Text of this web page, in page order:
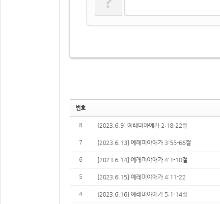
번호
8 [2023.6.9] 예레미야애가 2:18-22절
7 [2023.6.13] 예레미야애가 3:55-66절
6 [2023.6.14] 예레미야애가 4:1-10절
5 [2023.6.15] 예레미야애가 4:11-22
4 [2023.6.16] 예레미야애가 5:1-14절